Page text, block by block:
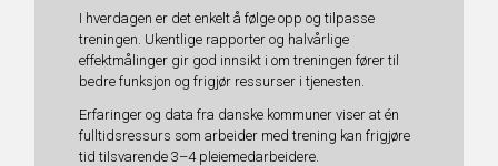
I hverdagen er det enkelt å følge opp og tilpasse
treningen. Ukentlige rapporter og halvårlige
effektmålinger gir god innsikt i om treningen fører til
bedre funksjon og frigjør ressurser i tjenesten.
Erfaringer og data fra danske kommuner viser at én
fulltidsressurs som arbeider med trening kan frigjøre
tid tilsvarende 3–4 pleiemedarbeidere.